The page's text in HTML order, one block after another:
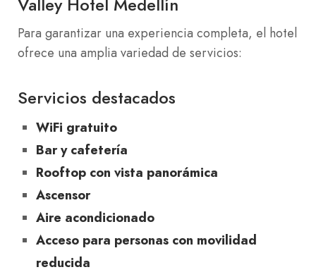
Para garantizar una experiencia completa, el hotel
ofrece una amplia variedad de servicios:
Servicios destacados
WiFi gratuito
Bar y cafetería
Rooftop con vista panorámica
Ascensor
Aire acondicionado
Acceso para personas con movilidad
reducida